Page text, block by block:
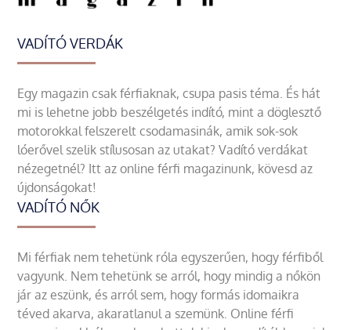
VADÍTÓ VERDÁK
Egy magazin csak férfiaknak, csupa pasis téma. És hát
mi is lehetne jobb beszélgetés indító, mint a döglesztő
motorokkal felszerelt csodamasinák, amik sok-sok
lóerővel szelik stílusosan az utakat? Vadító verdákat
nézegetnél? Itt az online férfi magazinunk, kövesd az
újdonságokat!
VADÍTÓ NŐK
Mi férfiak nem tehetünk róla egyszerűen, hogy férfiből
vagyunk. Nem tehetünk se arról, hogy mindig a nőkön
jár az eszünk, és arról sem, hogy formás idomaikra
téved akarva, akaratlanul a szemünk. Online férfi